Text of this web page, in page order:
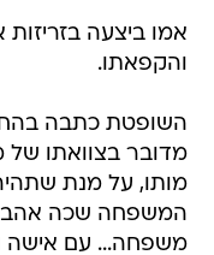
אמו ביצעה
והקפאתו.
השופטת כתבה
מדובר בצוואתו של
מותו, על מנת
המשפחה שכה